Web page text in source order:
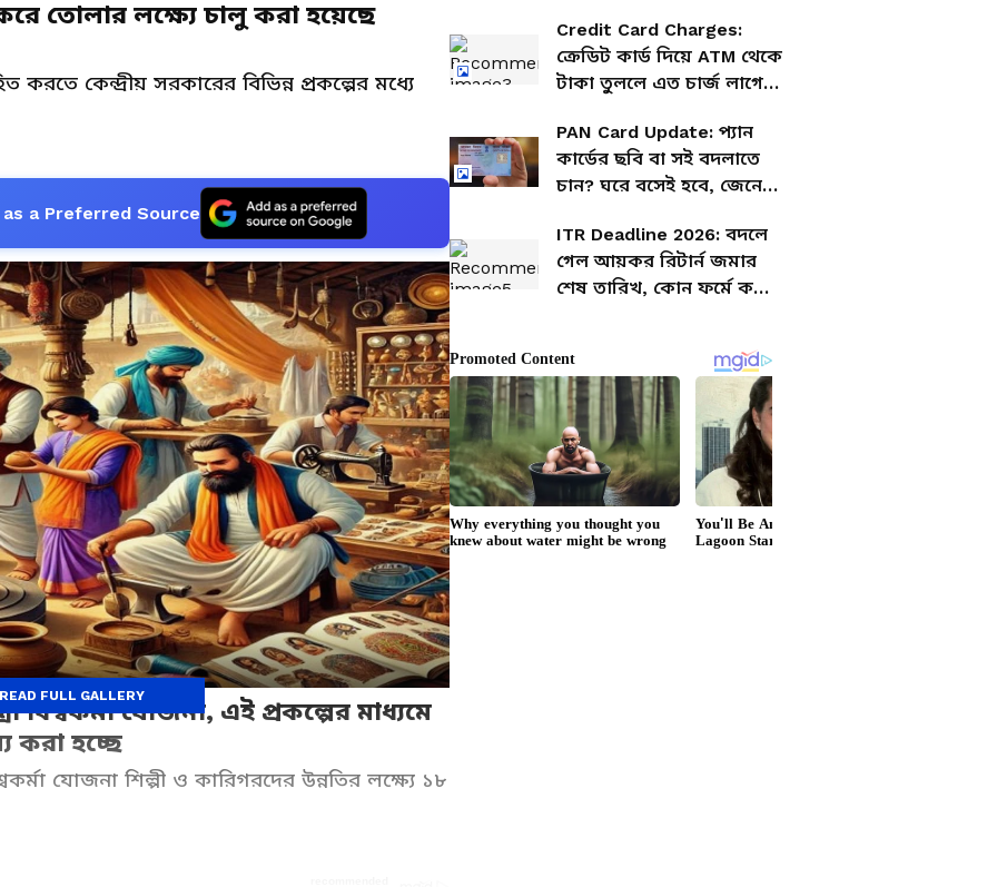
তোলার লক্ষ্যে চালু করা হয়েছে
করতে কেন্দ্রীয় সরকারের বিভিন্ন প্রকল্পের মধ্যে
a Preferred Source
বিশ্বকর্মা যোজনা, এই প্রকল্পের মাধ্যমে
করা হচ্ছে
যোজনা শিল্পী ও কারিগরদের উন্নতির লক্ষ্যে ১৮
FULL GALLERY
Credit Card Charges:
ক্রেডিট কার্ড দিয়ে ATM থেকে
টাকা তুললে এত চার্জ লাগে?
PAN Card Update: প্যান
কার্ডের ছবি বা সই বদলাতে
চান? ঘরে বসেই হবে, জেনে
ITR Deadline 2026: বদলে
গেল আয়কর রিটার্ন জমার
শেষ তারিখ, কোন ফর্মে কবে